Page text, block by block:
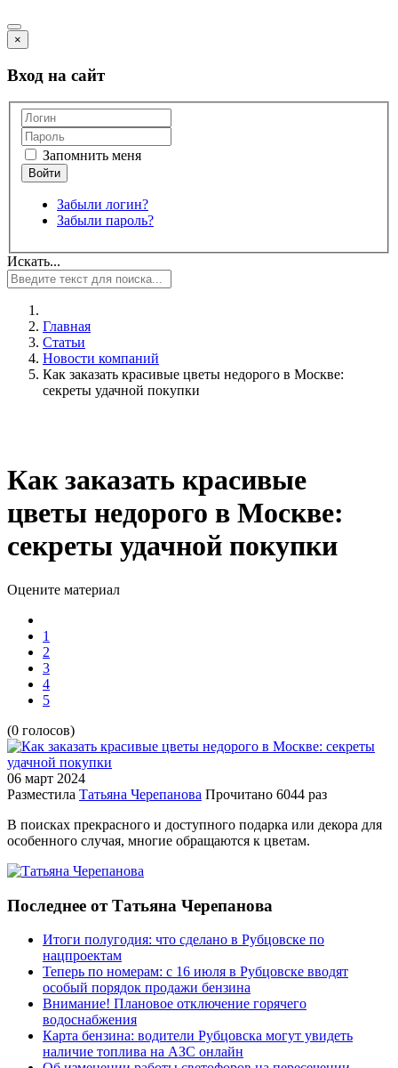
×
Вход на сайт
Запомнить меня
Забыли логин?
Забыли пароль?
Искать...
Главная
Статьи
Новости компаний
Как заказать красивые цветы недорого в Москве:
секреты удачной покупки
Как заказать красивые
цветы недорого в Москве:
секреты удачной покупки
Оцените материал
1
2
3
4
5
(0 голосов)
06 март 2024
Разместила Татьяна Черепанова Прочитано 6044 раз
В поисках прекрасного и доступного подарка или декора для
особенного случая, многие обращаются к цветам.
Последнее от Татьяна Черепанова
Итоги полугодия: что сделано в Рубцовске по
нацпроектам
Теперь по номерам: с 16 июля в Рубцовске вводят
особый порядок продажи бензина
Внимание! Плановое отключение горячего
водоснабжения
Карта бензина: водители Рубцовска могут увидеть
наличие топлива на АЗС онлайн